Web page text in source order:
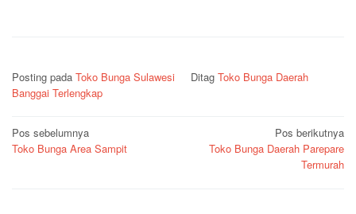
Posting pada Toko Bunga Sulawesi Ditag Toko Bunga Daerah
Banggai Terlengkap
Navigasi
pos
Pos sebelumnya
Toko Bunga Area Sampit
Pos berikutnya
Toko Bunga Daerah Parepare
Termurah